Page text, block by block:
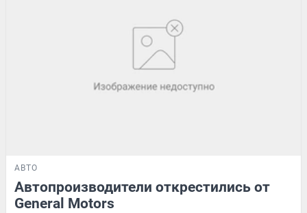
АВТО
Автопроизводители открестились от
General Motors